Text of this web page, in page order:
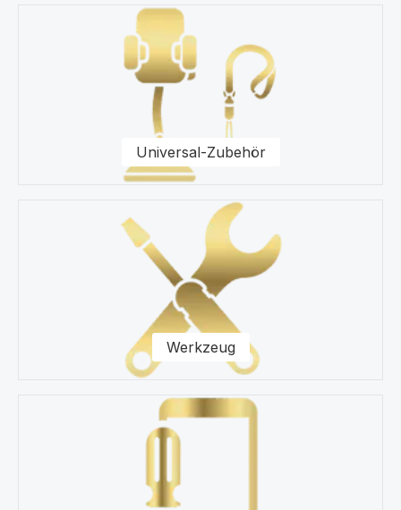
Universal-Zubehör
Werkzeug